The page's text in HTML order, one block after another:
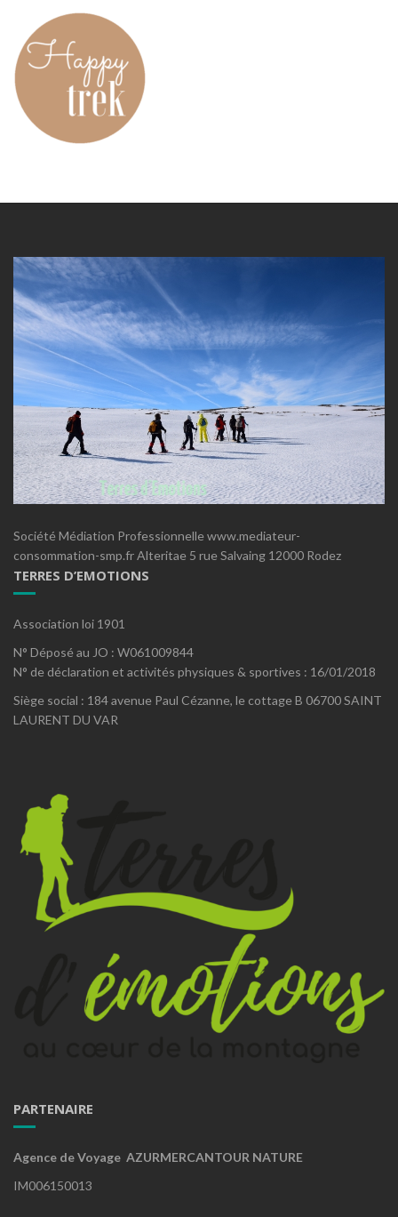
Société Médiation Professionnelle www.mediateur-
consommation-smp.fr Alteritae 5 rue Salvaing 12000 Rodez
TERRES D’EMOTIONS
Association loi 1901
N° Déposé au JO : W061009844
N° de déclaration et activités physiques & sportives : 16/01/2018
Siège social : 184 avenue Paul Cézanne, le cottage B 06700 SAINT
LAURENT DU VAR
PARTENAIRE
Agence de Voyage AZURMERCANTOUR NATURE
IM006150013